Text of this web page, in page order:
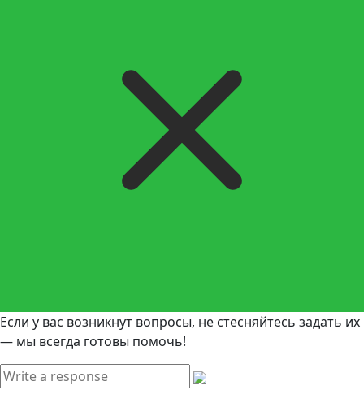
Если у вас возникнут вопросы, не стесняйтесь задать их
— мы всегда готовы помочь!